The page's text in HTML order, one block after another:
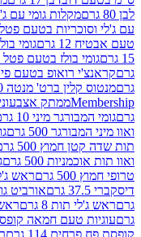
מקלות גומי עם ג'לי וסוכריות
בטעם פטל ואוכמניות 36 גרם
גומי בולז בטעם ענבים 15
בולז בטעם פטל 15 גרם
בטעם פירות 10 גרם
ברט' מנטה 90 גרם
Join
ממתק אצבעוני 7.5 גרם
מיני 10 גרם
גומי ואוו
500 גרם
גומי ואוו נחש
500 גרם
גומי ואוו
500 גרם
גומי ואוו נחש
ראש ג'לי אבטיח 8 גרם
8 גרם
ראש ג'לי פטל 8 גרם
חמאה קופסת פח ורדים 114 גרם
114 גרם
רול וופל מאסטר